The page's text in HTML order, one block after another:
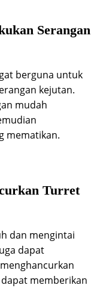
Serangan
berguna untuk
kejutan.
mudah
mematikan.
Turret
dan mengintai
dapat
memberikan